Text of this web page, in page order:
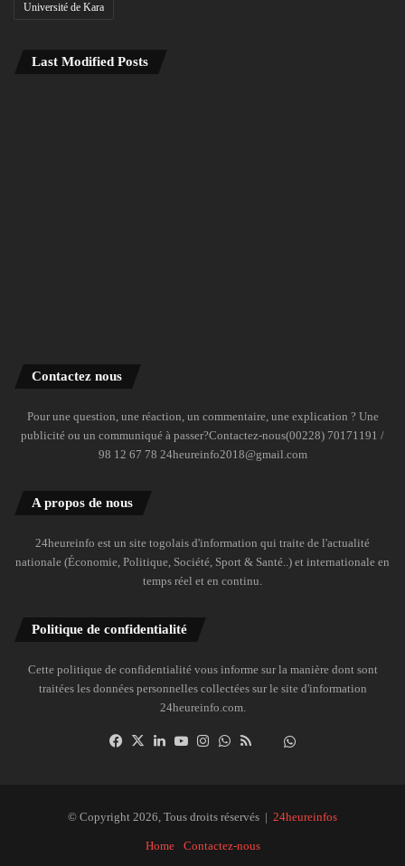
Université de Kara
Last Modified Posts
Contactez nous
Pour une question, une réaction, un commentaire, une explication ? Une
publicité ou un communiqué à passer?Contactez-nous(00228) 70171191 /
98 12 67 78 24heureinfo2018@gmail.com
A propos de nous
24heureinfo est un site togolais d'information qui traite de l'actualité
nationale (Économie, Politique, Société, Sport & Santé..) et internationale en
temps réel et en continu.
Politique de confidentialité
Cette politique de confidentialité vous informe sur la manière dont sont
traitées les données personnelles collectées sur le site d'information
24heureinfo.com.
Facebook
X LinkedinYouTubeInstagramWhatsAppDailymotion
© Copyright 2026, Tous droits réservés | 24heureinfos
Home Contactez-nous